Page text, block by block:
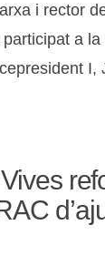
i rector
a la
I,